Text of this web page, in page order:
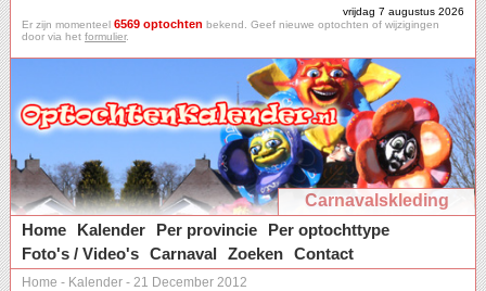
vrijdag 7 augustus 2026
Er zijn momenteel 6569 optochten bekend. Geef nieuwe optochten of wijzigingen
door via het formulier.
Carnavalskleding
Home
Kalender Per provincie
Per optochttype
Foto's / Video's Carnaval Zoeken Contact
Home - Kalender - 21 December 2012